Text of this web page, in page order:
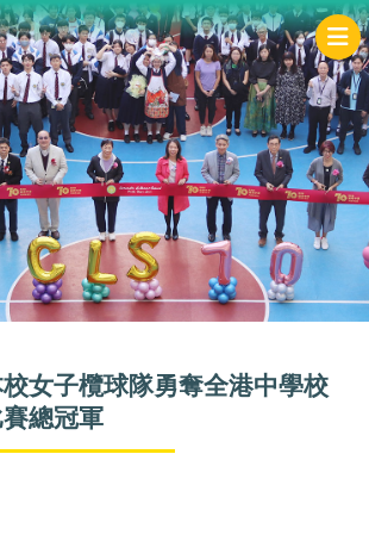
女子欖球隊勇奪全港中學校
總冠軍